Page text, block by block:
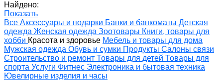
Найдено:
Показать
Все Аксессуары и подарки Банки и банкоматы Детская
одежда Женская одежда Зоотовары Книги, товары для
хобби Красота и здоровье Мебель и товары для дома
Мужская одежда Обувь и сумки Продукты Салоны связи
Строительство и ремонт Товары для детей Товары для
спорта Услуги Фитнес Электроника и бытовая техника
Ювелирные изделия и часы